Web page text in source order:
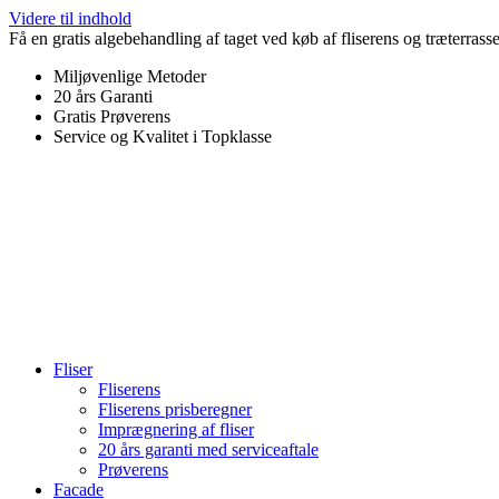
Videre til indhold
Få en gratis algebehandling af taget ved køb af fliserens og
Miljøvenlige Metoder
20 års Garanti
Gratis Prøverens
Service og Kvalitet i Topklasse
Fliser
Fliserens
Fliserens prisberegner
Imprægnering af fliser
20 års garanti med serviceaftale
Prøverens
Facade